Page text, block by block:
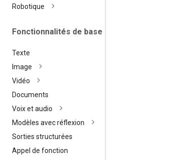
Robotique
Fonctionnalités de base
Texte
Image
Vidéo
Documents
Voix et audio
Modèles avec réflexion
Sorties structurées
Appel de fonction